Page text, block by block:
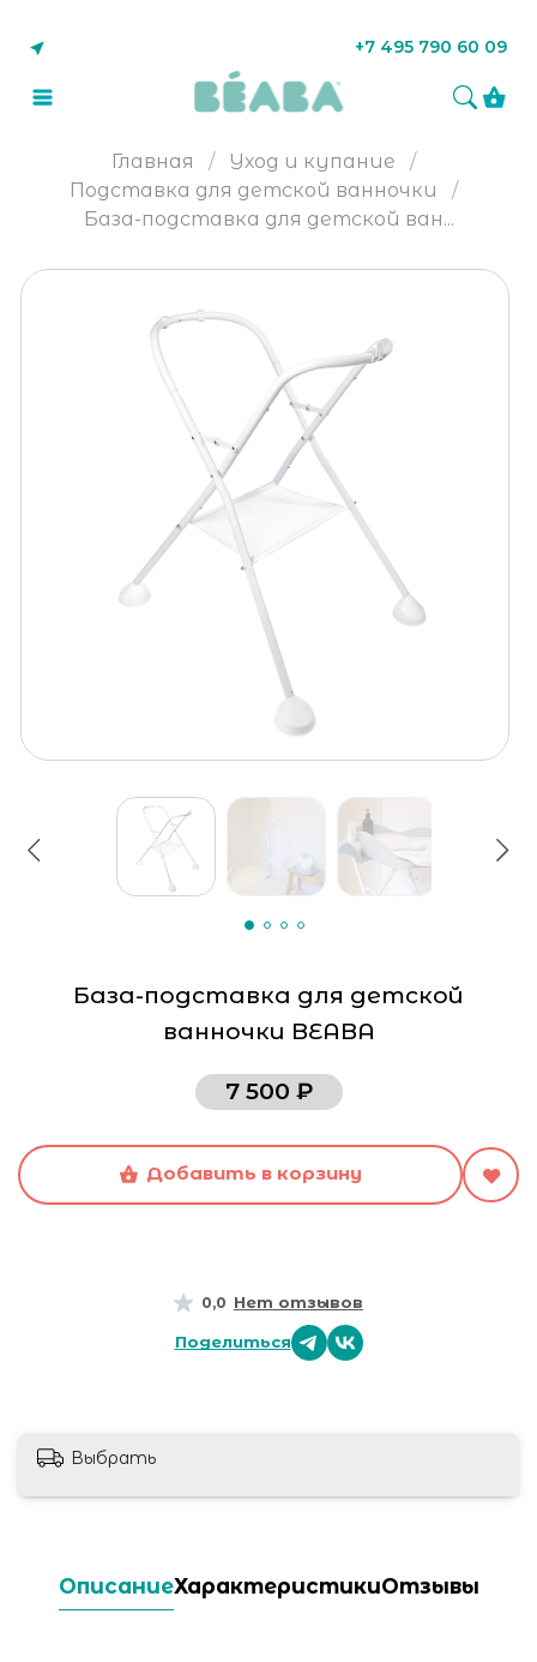
+7 495 790 60 09
Главная
Уход и купание
Подставка для детской ванночки
База-подставка для детской ван...
База-подставка для детской
ванночки BEABA
0,0 Нет отзывов
Поделиться
7 500 ₽
Добавить в корзину
Выбрать
ОписаниеХарактеристикиОтзывы